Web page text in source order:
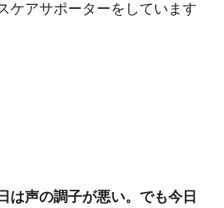
ケアサポーターをしています
は声の調子が悪い。でも今日